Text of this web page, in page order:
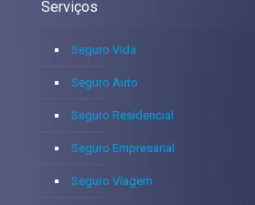
Serviços
Seguro Vida
Seguro Auto
Seguro Residencial
Seguro Empresarial
Seguro Viagem